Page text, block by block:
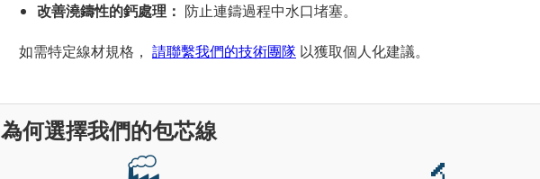
改善澆鑄性的鈣處理： 防止連鑄過程中水口堵塞。
如需特定線材規格， 請聯繫我們的技術團隊 以獲取個人化建議。
為何選擇我們的包芯線